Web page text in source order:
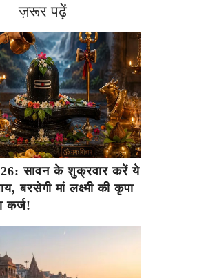
ज़रूर पढ़ें
सावन के शुक्रवार करें ये
बरसेगी मां लक्ष्मी की कृपा
कर्ज!